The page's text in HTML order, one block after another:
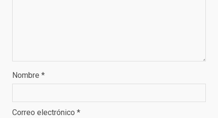
Nombre *
Correo electrónico *